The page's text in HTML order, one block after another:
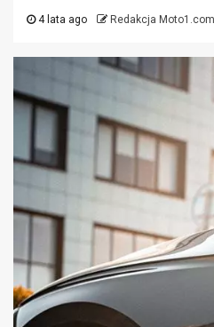
4 lata ago Redakcja